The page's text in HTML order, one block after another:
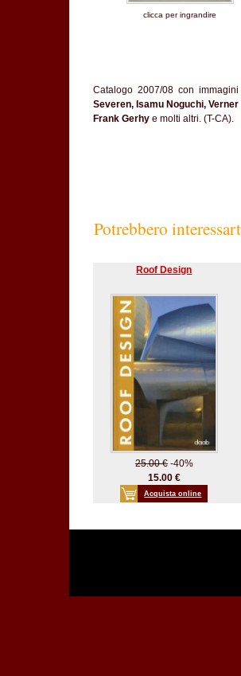
clicca per ingrandire
Catalogo 2007/08 con
Severen, Isamu Noguchi,
Frank Gerhy e molti altri. (T-CA).
Potrebbero
Roof Design
25.00 €-40%
15.00 €
Acquista online